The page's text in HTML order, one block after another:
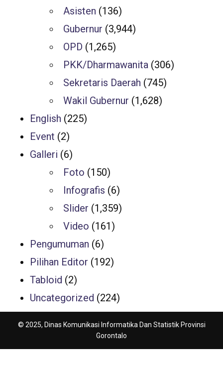
Asisten (136)
Gubernur (3,944)
OPD (1,265)
PKK/Dharmawanita (306)
Sekretaris Daerah (745)
Wakil Gubernur (1,628)
English (225)
Event (2)
Galleri (6)
Foto (150)
Infografis (6)
Slider (1,359)
Video (161)
Pengumuman (6)
Pilihan Editor (192)
Tabloid (2)
Uncategorized (224)
© 2025, Dinas Komunikasi Informatika Dan Statistik Provinsi
Gorontalo